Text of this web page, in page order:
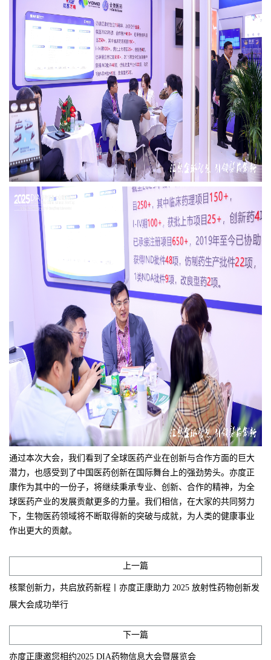
通过本次大会，我们看到了全球医药产业在创新与合作方面的巨大
潜力，也感受到了中国医药创新在国际舞台上的强劲势头。亦度正
康作为其中的一份子，将继续秉承专业、创新、合作的精神，为全
球医药产业的发展贡献更多的力量。我们相信，在大家的共同努力
下，生物医药领域将不断取得新的突破与成就，为人类的健康事业
作出更大的贡献。
上一篇
核聚创新力，共启放药新程丨亦度正康助力 2025 放射性药物创新发
展大会成功举行
下一篇
亦度正康邀您相约2025 DIA药物信息大会暨展览会